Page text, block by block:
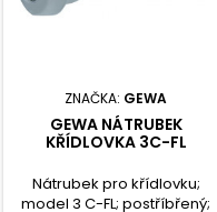
ZNAČKA: GEWA
GEWA NÁTRUBEK
KŘÍDLOVKA 3C-FL
Nátrubek pro křídlovku;
model 3 C-FL; postříbřený;